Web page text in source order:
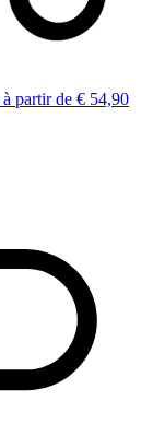
à partir de € 54,90